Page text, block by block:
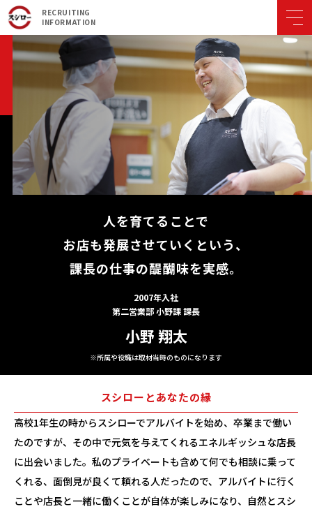
RECRUITING
INFORMATION
人を育てることで
お店も発展させていくという、
課長の仕事の醍醐味を実感。
2007年入社
第二営業部 小野課 課長
小野 翔太
※所属や役職は取材当時のものになります
スシローとあなたの縁
高校1年生の時からスシローでアルバイトを始め、卒業まで働い
たのですが、その中で元気を与えてくれるエネルギッシュな店長
に出会いました。私のプライベートも含めて何でも相談に乗って
くれる、面倒見が良くて頼れる人だったので、アルバイトに行く
ことや店長と一緒に働くことが自体が楽しみになり、自然とスシ